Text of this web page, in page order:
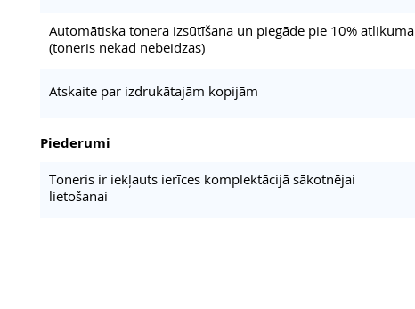
Automātiska tonera izsūtīšana un piegāde pie 10% atlikuma
(toneris nekad nebeidzas)
Atskaite par izdrukātajām kopijām
Piederumi
Toneris ir iekļauts ierīces komplektācijā sākotnējai
lietošanai